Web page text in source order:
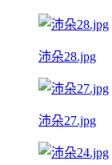
沛朵28.jpg
沛朵27.jpg